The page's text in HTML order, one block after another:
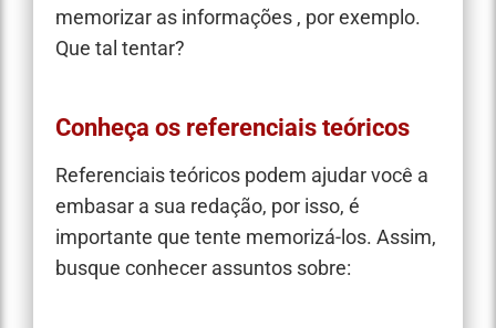
memorizar as informações , por exemplo.
Que tal tentar?
Conheça os referenciais teóricos
Referenciais teóricos podem ajudar você a
embasar a sua redação, por isso, é
importante que tente memorizá-los. Assim,
busque conhecer assuntos sobre: